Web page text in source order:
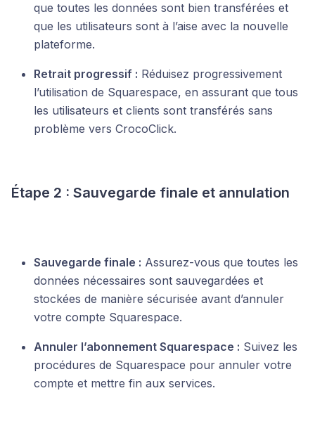
que toutes les données sont bien transférées et
que les utilisateurs sont à l’aise avec la nouvelle
plateforme.
Retrait progressif : Réduisez progressivement
l’utilisation de Squarespace, en assurant que tous
les utilisateurs et clients sont transférés sans
problème vers CrocoClick.
Étape 2 : Sauvegarde finale et annulation
Sauvegarde finale : Assurez-vous que toutes les
données nécessaires sont sauvegardées et
stockées de manière sécurisée avant d’annuler
votre compte Squarespace.
Annuler l’abonnement Squarespace : Suivez les
procédures de Squarespace pour annuler votre
compte et mettre fin aux services.